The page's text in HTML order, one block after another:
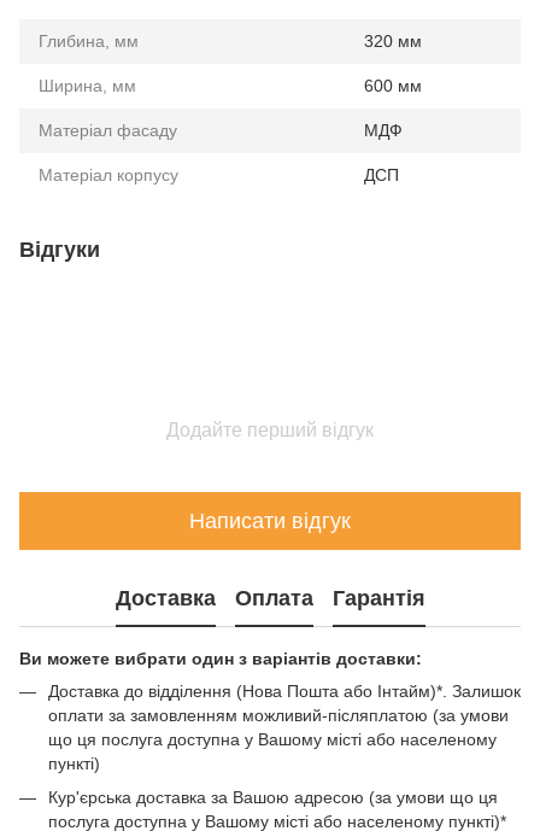
Глибина, мм 320 мм
Ширина, мм 600 мм
Матеріал фасаду МДФ
Матеріал корпусу ДСП
Відгуки
Додайте перший відгук
Написати відгук
Доставка Оплата Гарантія
Ви можете вибрати один з варіантів доставки:
Доставка до відділення (Нова Пошта або Інтайм)*. Залишок
оплати за замовленням можливий-післяплатою (за умови
що ця послуга доступна у Вашому місті або населеному
пункті)
Кур'єрська доставка за Вашою адресою (за умови що ця
послуга доступна у Вашому місті або населеному пункті)*